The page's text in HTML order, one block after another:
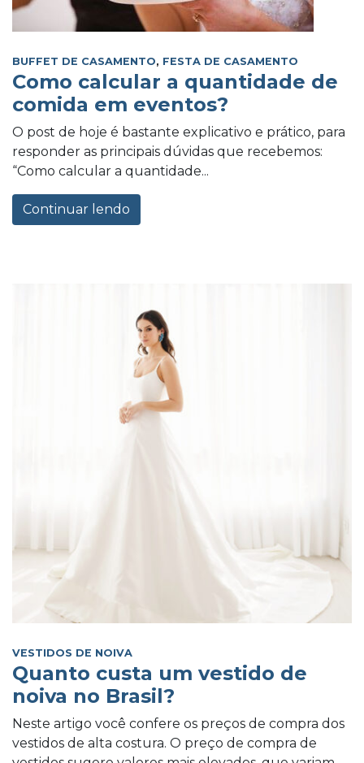
BUFFET DE CASAMENTO, FESTA DE CASAMENTO
Como calcular a quantidade de
comida em eventos?
O post de hoje é bastante explicativo e prático, para
responder as principais dúvidas que recebemos:
“Como calcular a quantidade...
Continuar lendo
VESTIDOS DE NOIVA
Quanto custa um vestido de
noiva no Brasil?
Neste artigo você confere os preços de compra dos
vestidos de alta costura. O preço de compra de